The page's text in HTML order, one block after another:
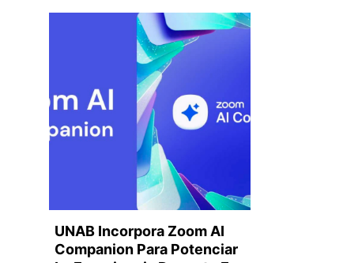
UNAB Incorpora Zoom AI
Companion Para Potenciar